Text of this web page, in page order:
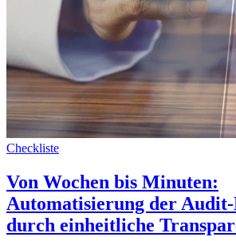
Checkliste
Von Wochen bis Minuten:
Automatisierung der
durch einheitliche